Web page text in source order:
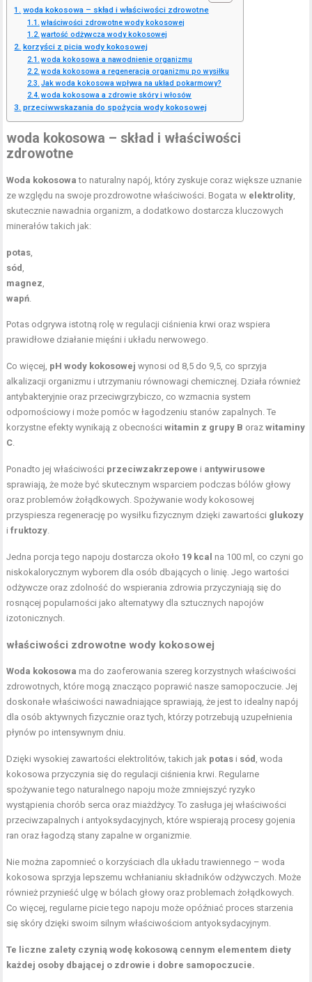
woda kokosowa – skład i właściwości zdrowotne
właściwości zdrowotne wody kokosowej
wartość odżywcza wody kokosowej
korzyści z picia wody kokosowej
woda kokosowa a nawodnienie organizmu
woda kokosowa a regeneracja organizmu po wysiłku
Jak woda kokosowa wpływa na układ pokarmowy?
woda kokosowa a zdrowie skóry i włosów
przeciwwskazania do spożycia wody kokosowej
woda kokosowa – skład i właściwości
zdrowotne
Woda kokosowa to naturalny napój, który zyskuje coraz większe uznanie
ze względu na swoje prozdrowotne właściwości. Bogata w elektrolity,
skutecznie nawadnia organizm, a dodatkowo dostarcza kluczowych
minerałów takich jak:
potas,
sód ,
magnez,
wapń.
Potas odgrywa istotną rolę w regulacji ciśnienia krwi oraz wspiera
prawidłowe działanie mięśni i układu nerwowego.
Co więcej, pH wody kokosowej wynosi od 8,5 do 9,5, co sprzyja
alkalizacji organizmu i utrzymaniu równowagi chemicznej. Działa również
antybakteryjnie oraz przeciwgrzybiczo, co wzmacnia system
odpornościowy i może pomóc w łagodzeniu stanów zapalnych. Te
korzystne efekty wynikają z obecnościwitamin z grupy B orazwitaminy
C.
Ponadto jej właściwości przeciwzakrzepowe i antywirusowe
sprawiają, że może być skutecznym wsparciem podczas bólów głowy
oraz problemów żołądkowych. Spożywanie wody kokosowej
przyspiesza regenerację po wysiłku fizycznym dzięki zawartości glukozy
ifruktozy.
Jedna porcja tego napoju dostarcza około 19 kcal na 100 ml, co czyni go
niskokalorycznym wyborem dla osób dbających o linię. Jego wartości
odżywcze oraz zdolność do wspierania zdrowia przyczyniają się do
rosnącej popularności jako alternatywy dla sztucznych napojów
izotonicznych.
właściwości zdrowotne wody kokosowej
Woda kokosowa ma do zaoferowania szereg korzystnych właściwości
zdrowotnych, które mogą znacząco poprawić nasze samopoczucie. Jej
doskonałe właściwości nawadniające sprawiają, że jest to idealny napój
dla osób aktywnych fizycznie oraz tych, którzy potrzebują uzupełnienia
płynów po intensywnym dniu.
Dzięki wysokiej zawartości elektrolitów, takich jak potas i sód , woda
kokosowa przyczynia się do regulacji ciśnienia krwi. Regularne
spożywanie tego naturalnego napoju może zmniejszyć ryzyko
wystąpienia chorób serca oraz miażdżycy. To zasługa jej właściwości
przeciwzapalnych i antyoksydacyjnych, które wspierają procesy gojenia
ran oraz łagodzą stany zapalne w organizmie.
Nie można zapomnieć o korzyściach dla układu trawiennego – woda
kokosowa sprzyja lepszemu wchłanianiu składników odżywczych. Może
również przynieść ulgę w bólach głowy oraz problemach żołądkowych.
Co więcej, regularne picie tego napoju może opóźniać proces starzenia
się skóry dzięki swoim silnym właściwościom antyoksydacyjnym.
Te liczne zalety czynią wodę kokosową cennym elementem diety
każdej osoby dbającej o zdrowie i dobre samopoczucie.